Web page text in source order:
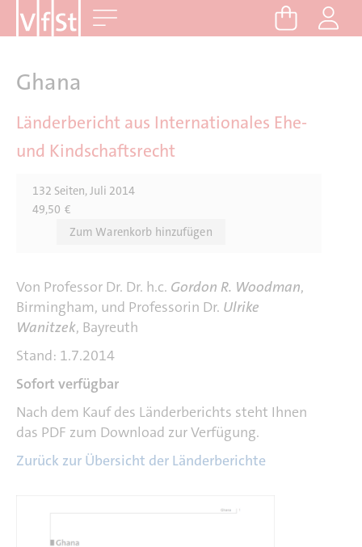
Ghana
Länderbericht aus Internationales Ehe-
und Kindschaftsrecht
132 Seiten, Juli 2014
49,50 €
Von Professor Dr. Dr. h.c. Gordon R. Woodman,
Birmingham, und Professorin Dr. Ulrike
Wanitzek, Bayreuth
Stand: 1.7.2014
Sofort verfügbar
Nach dem Kauf des Länderberichts steht Ihnen
das PDF zum Download zur Verfügung.
Zurück zur Übersicht der Länderberichte